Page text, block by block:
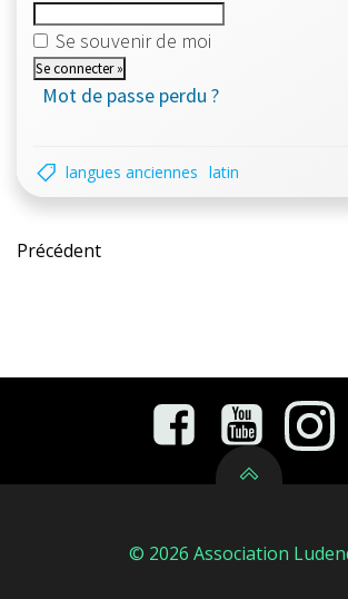
Se souvenir de moi
Mot de passe perdu ?
langues anciennes latin
Post
Précédent
© 2026 Association